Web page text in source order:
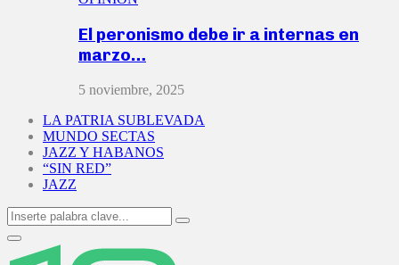
El peronismo debe ir a internas en
marzo…
5 noviembre, 2025
LA PATRIA SUBLEVADA
MUNDO SECTAS
JAZZ Y HABANOS
“SIN RED”
JAZZ
Search
for:
Search
Primary
Menu